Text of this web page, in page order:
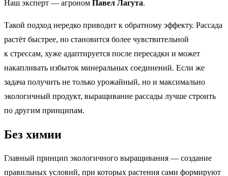
Наш эксперт — агроном Павел Лагута.
Такой подход нередко приводит к обратному эффекту. Рассада
растёт быстрее, но становится более чувствительной
к стрессам, хуже адаптируется после пересадки и может
накапливать избыток минеральных соединений. Если же
задача получить не только урожайный, но и максимально
экологичный продукт, выращивание рассады лучше строить
по другим принципам.
Без химии
Главный принцип экологичного выращивания — создание
правильных условий, при которых растения сами формируют